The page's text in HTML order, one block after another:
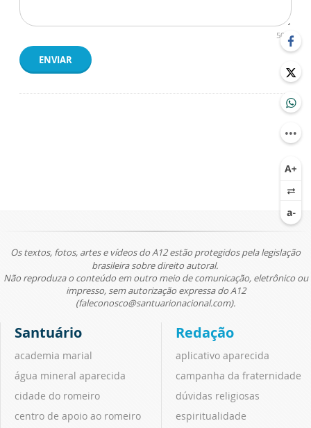
500
ENVIAR
Os textos, fotos, artes e vídeos do A12 estão protegidos pela legislação
brasileira sobre direito autoral.
Não reproduza o conteúdo em outro meio de comunicação, eletrônico ou
impresso, sem autorização expressa do A12
(faleconosco@santuarionacional.com).
Santuário
academia marial
água mineral aparecida
cidade do romeiro
centro de apoio ao romeiro
Redação
aplicativo aparecida
campanha da fraternidade
dúvidas religiosas
espiritualidade